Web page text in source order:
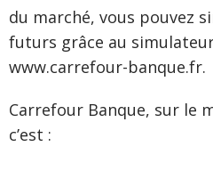
du marché, vous pouvez
futurs grâce au
www.carrefour-banque.fr.
Carrefour Banque, sur le
c’est :